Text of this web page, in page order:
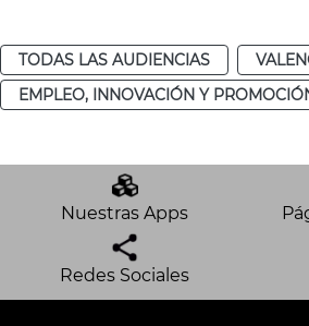
TODAS LAS AUDIENCIAS
EMPLEO, INNOVACIÓN Y
Nuestras Apps
Redes Sociales